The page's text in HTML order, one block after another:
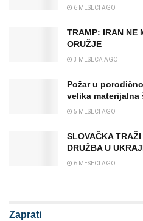
6 MESECI AGO
TRAMP: IRAN NE
ORUŽJE
3 MESECA AGO
Požar u
velika materijalna
5 MESECI AGO
SLOVAČKA
DRUŽBA U
6 MESECI AGO
Zaprati